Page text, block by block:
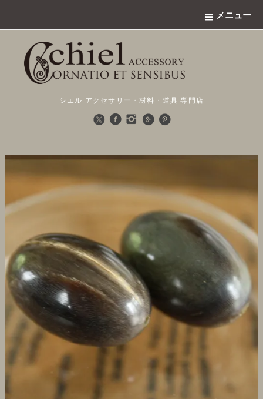
メニュー
シエル アクセサリー・材料・道具 専門店